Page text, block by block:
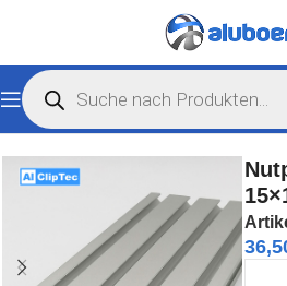
Start Nutprofile Nutprofile B-Typ